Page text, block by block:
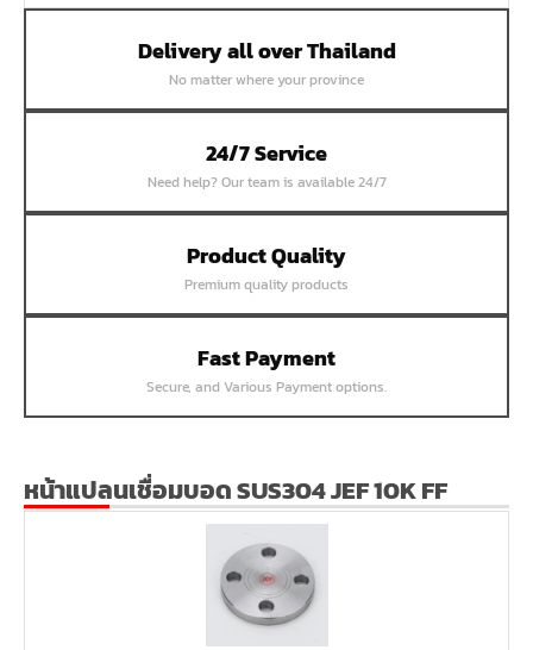
หน้าแปลนเหล็กคอสูง
หน้าแปลนเชื่อมบอด SUS304 JEF 300P RF
หน้าแปลนเชื่อมบอด SUS304 JEF PN40 RF
หน้าแปลนเชื่อมบอด SUS304 JEF PN16 RF
หน้าแปลนเชื่อมบอด SUS304 JEF PN10 FF
หน้าแปลนเชื่อมบอด SUS304 JEF 10K FF
หน้าแปลนเชื่อมบอด SUS304 JEF 5K FF
หน้าแปลนเชื่อมบอด SUS304 JEF 150P RF
หน้าแปลนเชื่อม SUS304 JEF PN40 RF
หน้าแปลนเชื่อม SUS304 JEF PN25 RF
หน้าแปลนเชื่อม SUS304 JEF PN16 RF
หน้าแปลนเชื่อม SUS304 JEF PN10 FF
หน้าแปลนเชื่อม SUS304 JEF 20K FF
Delivery all over Thailand
No matter where your province
24/7 Service
Need help? Our team is available 24/7
Product Quality
Premium quality products
Fast Payment
Secure, and Various Payment options.
หน้าแปลนเชื่อมบอด SUS304 JEF 10K FF